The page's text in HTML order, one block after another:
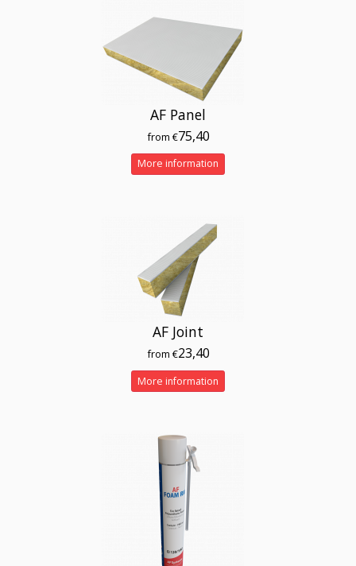
AF Panel
from €75,40
More information
AF Joint
from €23,40
More information